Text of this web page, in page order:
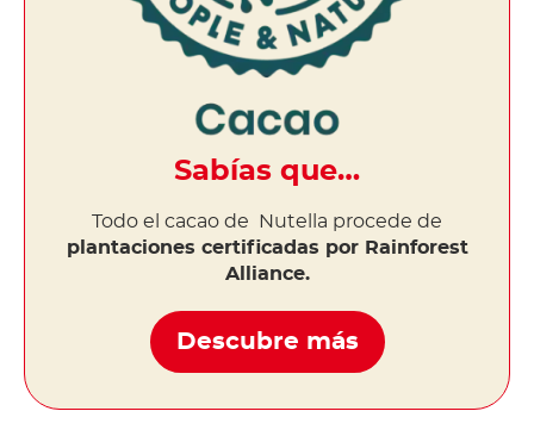
Sabías que…
Todo el cacao de Nutella procede de
plantaciones certificadas por Rainforest
Alliance.
Descubre más